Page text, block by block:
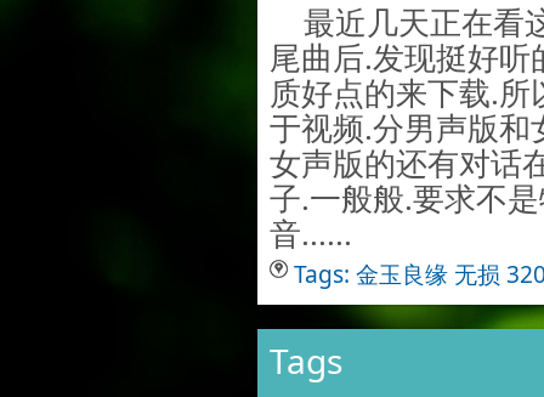
最近几天正在看
尾曲后.发现挺好
质好点的来下载.
于视频.分男声版
女声版的还有对话
子.一般般.要求不
音......
Tags: 金玉良缘 无损
Tags